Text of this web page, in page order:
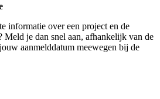
informatie over een project en de
Meld je dan snel aan, afhankelijk van de
aanmelddatum meewegen bij de